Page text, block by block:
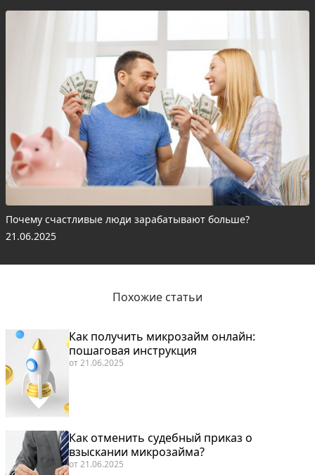
Почему счастливые люди зарабатывают больше?
21.06.2025
Похожие статьи
Как получить микрозайм онлайн:
пошаговая инструкция
от21.06.2025
Как отменить судебный приказ о
взыскании микрозайма?
от21.06.2025